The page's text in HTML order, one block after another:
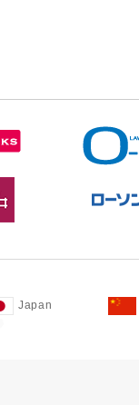
Japan